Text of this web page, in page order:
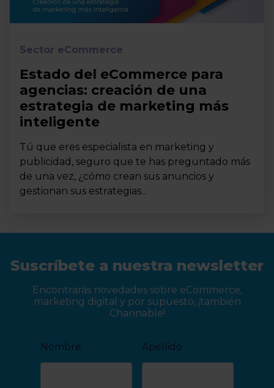
Sector eCommerce
Estado del eCommerce para
agencias: creación de una
estrategia de marketing más
inteligente
Tú que eres especialista en marketing y
publicidad, seguro que te has preguntado más
de una vez, ¿cómo crean sus anuncios y
gestionan sus estrategias...
Suscríbete a nuestra newsletter
Encontrarás novedades sobre eCommerce,
marketing digital y por supuesto, ¡también
Channable!
Nombre Apellido